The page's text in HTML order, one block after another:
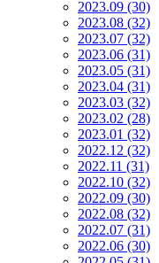
2023.09 (30)
2023.08 (32)
2023.07 (32)
2023.06 (31)
2023.05 (31)
2023.04 (31)
2023.03 (32)
2023.02 (28)
2023.01 (32)
2022.12 (32)
2022.11 (31)
2022.10 (32)
2022.09 (30)
2022.08 (32)
2022.07 (31)
2022.06 (30)